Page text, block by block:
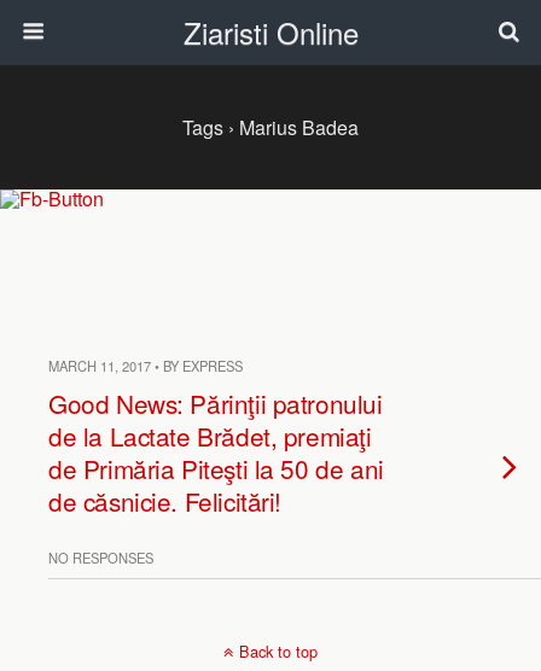
Ziaristi Online
Tags › Marius Badea
MARCH 11, 2017 • BY EXPRESS
Good News: Părinţii patronului
de la Lactate Brădet, premiaţi
de Primăria Piteşti la 50 de ani
de căsnicie. Felicitări!
NO RESPONSES
Back to top